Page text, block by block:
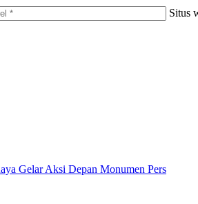
Situs
Gelar Aksi Depan Monumen Pers